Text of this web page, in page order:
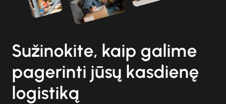
Sužinokite, kaip galime
pagerinti jūsų kasdienę
logistiką